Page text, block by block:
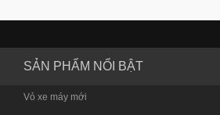
SẢN PHẨM NỔI BẬT
Vỏ xe máy mới